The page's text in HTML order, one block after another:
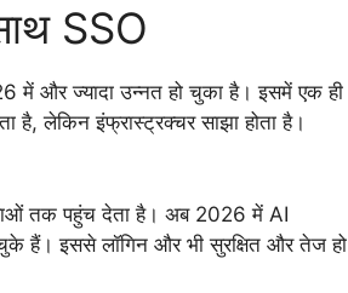
SSO
और ज्यादा उन्नत हो चुका है। इसमें एक ही
है, लेकिन इंफ्रास्ट्रक्चर साझा होता है।
तक पहुंच देता है। अब 2026 में AI
हैं। इससे लॉगिन और भी सुरक्षित और तेज हो